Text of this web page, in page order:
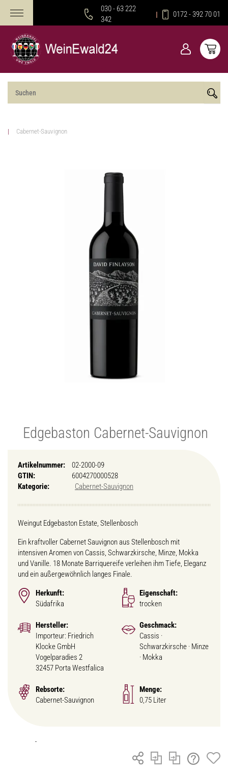
030 - 63 222
342
0172 - 392 70 01
Cabernet-Sauvignon
Edgebaston Cabernet-Sauvignon
Artikelnummer:
02-2000-09
GTIN:
6004270000528
Kategorie:
Cabernet-Sauvignon
Weingut Edgebaston Estate, Stellenbosch
Ein kraftvoller Cabernet Sauvignon aus Stellenbosch mit
intensiven Aromen von Cassis, Schwarzkirsche, Minze, Mokka
und Vanille. 18 Monate Barriquereife verleihen ihm Tiefe, Eleganz
und ein außergewöhnlich langes Finale.
Herkunft:
Südafrika
Eigenschaft:
trocken
Hersteller:
Importeur: Friedrich
Klocke GmbH
Vogelparadies 2
32457 Porta Westfalica
Geschmack:
Cassis ·
Schwarzkirsche · Minze
· Mokka
Rebsorte:
Cabernet-Sauvignon
Menge:
0,75 Liter